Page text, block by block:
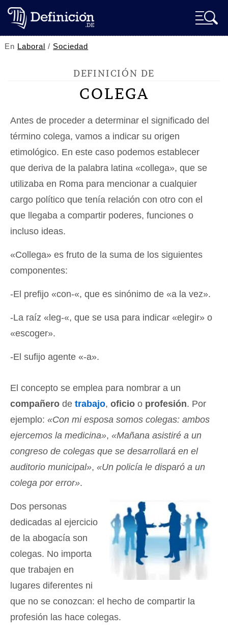
En Laboral / Sociedad
DEFINICIÓN DE
COLEGA
Antes de proceder a determinar el significado del
término colega, vamos a indicar su origen
etimológico. En este caso podemos establecer
que deriva de la palabra latina «collega», que se
utilizaba en Roma para mencionar a cualquier
cargo político que tenía relación con otro con el
que llegaba a compartir poderes, funciones o
incluso ideas.
«Collega» es fruto de la suma de los siguientes
componentes:
-El prefijo «con-«, que es sinónimo de «a la vez».
-La raíz «leg-«, que se usa para indicar «elegir» o
«escoger».
-El sufijo agente «-a».
El concepto se emplea para nombrar a un
compañero de trabajo, oficio o profesión. Por
ejemplo: «Con mi esposa somos colegas: ambos
ejercemos la medicina», «Mañana asistiré a un
congreso de colegas que se desarrollará en el
auditorio municipal», «Un policía le disparó a un
colega por error».
Dos personas
dedicadas al ejercicio
de la abogacía son
colegas. No importa
que trabajen en
lugares diferentes ni
que no se conozcan: el hecho de compartir la
profesión las hace colegas.